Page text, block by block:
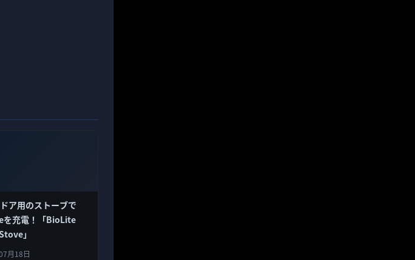
ア用のストーブで
を充電！「BioLite
」
月18日